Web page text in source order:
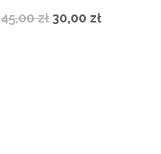
45,00zł Pierwotna
30,00 złAktualna